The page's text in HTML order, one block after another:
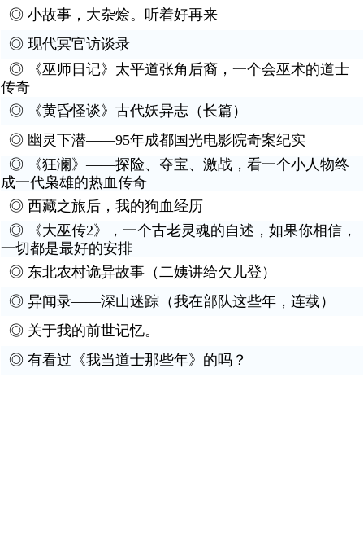
◎ 小故事，大杂烩。听着好再来
◎ 现代冥官访谈录
◎
《巫师日记》太平道张角后裔，一个会巫术的道士
传奇
◎
《黄昏怪谈》古代妖异志（长篇）
◎ 幽灵下潜——95年成都国光电影院奇案纪实
◎
《狂澜》——探险、夺宝、激战，看一个小人物终
成一代枭雄的热血传奇
◎ 西藏之旅后，我的狗血经历
◎
《大巫传2》，一个古老灵魂的自述，如果你相信，
一切都是最好的安排
◎ 东北农村诡异故事（二姨讲给欠儿登）
◎ 异闻录——深山迷踪（我在部队这些年，连载）
◎ 关于我的前世记忆。
◎ 有看过《我当道士那些年》的吗？